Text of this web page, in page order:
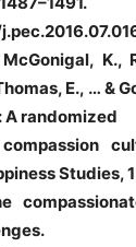
K.,
E., … &
A randomized
Studies,